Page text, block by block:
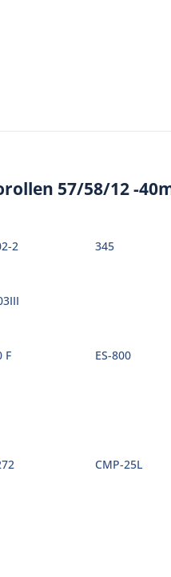
57/58/12 -
2 345
F ES-800
CMP-25L